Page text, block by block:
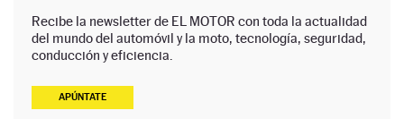
Recibe la newsletter de EL MOTOR con toda la actualidad
del mundo del automóvil y la moto, tecnología, seguridad,
conducción y eficiencia.
APÚNTATE